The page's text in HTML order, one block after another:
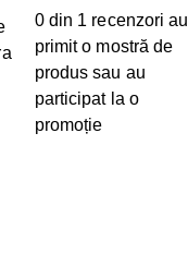
cu 5 stele.
cu 4 stele.
cu 3 stele.
cu 2 stele.
0 din 1 recenzori au
primit o mostră de
produs sau au
participat la o
promoție